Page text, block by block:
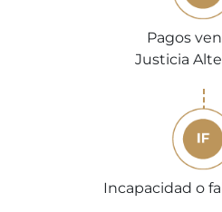
Pagos
Justicia
Incapacidad o